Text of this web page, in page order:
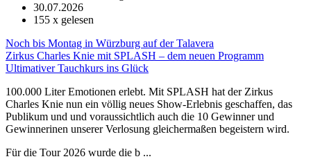
30.07.2026
155 x gelesen
Noch bis Montag in Würzburg auf der Talavera
Zirkus Charles Knie mit SPLASH – dem neuen Programm
Ultimativer Tauchkurs ins Glück
100.000 Liter Emotionen erlebt. Mit SPLASH hat der Zirkus
Charles Knie nun ein völlig neues Show-Erlebnis geschaffen, das
Publikum und und voraussichtlich auch die 10 Gewinner und
Gewinnerinen unserer Verlosung gleichermaßen begeistern wird.
Für die Tour 2026 wurde die b ...